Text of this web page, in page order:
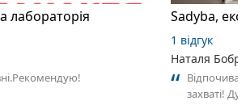
лабораторія Sadyba,
1 відгук
Наталя
захваті!